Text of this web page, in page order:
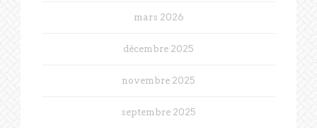
mars 2026
décembre 2025
novembre 2025
septembre 2025